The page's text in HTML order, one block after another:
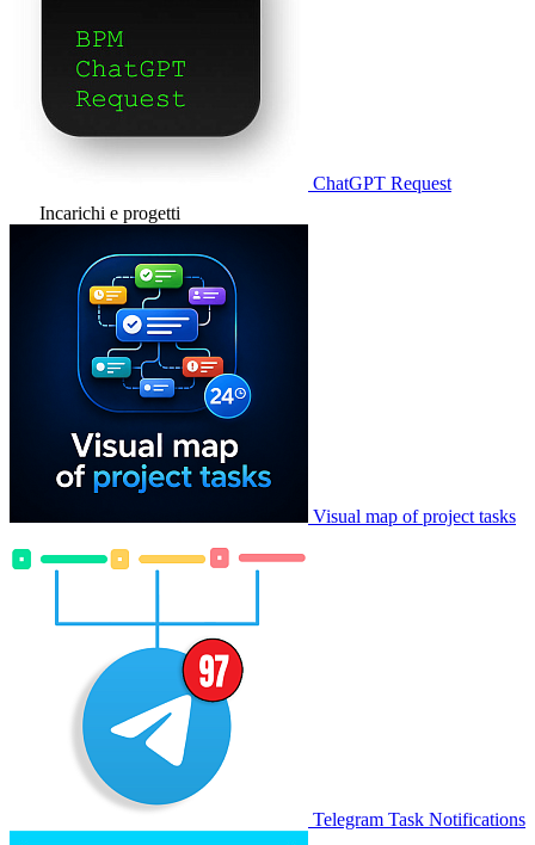
ChatGPT Request
Incarichi e progetti
Visual map of project tasks
Telegram Task Notifications